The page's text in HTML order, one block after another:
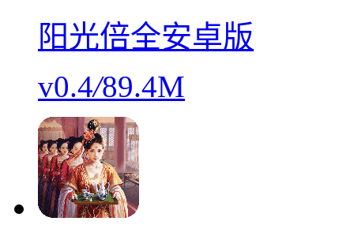
阳光倍全安卓版
v0.4/89.4M